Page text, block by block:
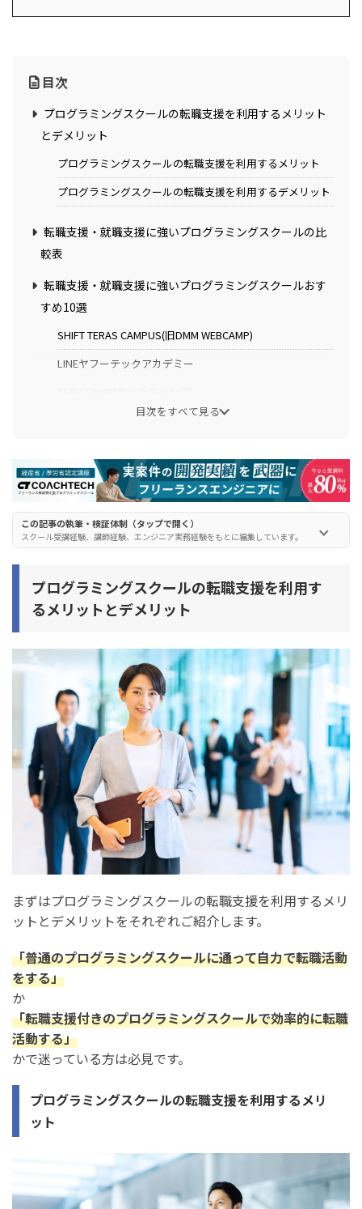
目次
プログラミングスクールの転職支援を利用するメリット
とデメリット
プログラミングスクールの転職支援を利用するメリット
プログラミングスクールの転職支援を利用するデメリット
転職支援・就職支援に強いプログラミングスクールの比
較表
転職支援・就職支援に強いプログラミングスクールおす
すめ10選
SHIFT TERAS CAMPUS(旧DMM WEBCAMP)
LINEヤフーテックアカデミー
デジタルハリウッドSTUDIO by LIG
プログラマカレッジ
侍エンジニア(SAMURAI ENGINEER)
POTEPAN CAMP(ポテパンキャンプ)
忍者CODE
選び方
選び方1. 現役エンジニアがサポートしてくれる
選び方2. 転職支援・就職支援の内容を確認する
選び方3. 卒業生の口コミや実績を確認する
選び方4. 無料カウンセリングに参加して比較する
プログラミングスクールは就職できない・転職できない
って本当？
プログラミングスクールで効率的に転職支援を利用する
方法
方法1. 妥協せずポートフォリオを制作する
方法3. キャリアプランに合ったコースを受講する
方法5. 模擬面接を申し込む
プログラミングスクールの転職支援・就職支援に関する
就職支援付きの無料のプログラミングスクールはある？
30代や40代でもプログラミングスクールで転職支援を利用
目次をすべて見る
この記事の執筆・検証体制（タップで開く）
スクール受講経験、講師経験、エンジニア実務経験をもとに編集しています。
プログラミングスクールの転職支援を利用す
るメリットとデメリット
まずはプログラミングスクールの転職支援を利用するメリ
ットとデメリットをそれぞれご紹介します。
「普通のプログラミングスクールに通って自力で転職活動
をする」
か
「転職支援付きのプログラミングスクールで効率的に転職
活動する」
かで迷っている方は必見です。
プログラミングスクールの転職支援を利用するメリ
ット